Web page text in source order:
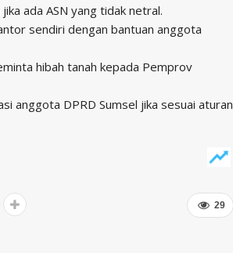
ada ASN yang tidak netral.
sendiri dengan bantuan anggota
hibah tanah kepada Pemprov
anggota DPRD Sumsel jika sesuai aturan
29